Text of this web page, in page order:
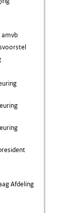
amvb
Afdeling